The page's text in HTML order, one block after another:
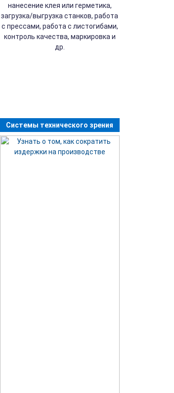
нанесение клея или герметика,
загрузка/выгрузка станков, работа
с прессами, работа с листогибами,
контроль качества, маркировка и
др.
Системы технического зрения